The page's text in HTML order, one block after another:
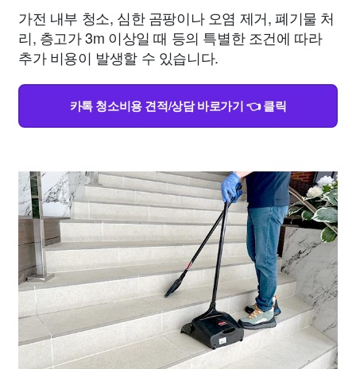
가전 내부 청소, 심한 곰팡이나 오염 제거, 폐기물 처
리, 층고가 3m 이상일 때 등의 특별한 조건에 따라
추가 비용이 발생할 수 있습니다.
카톡 청소비용 견적/상담 바로가기 👈 클릭